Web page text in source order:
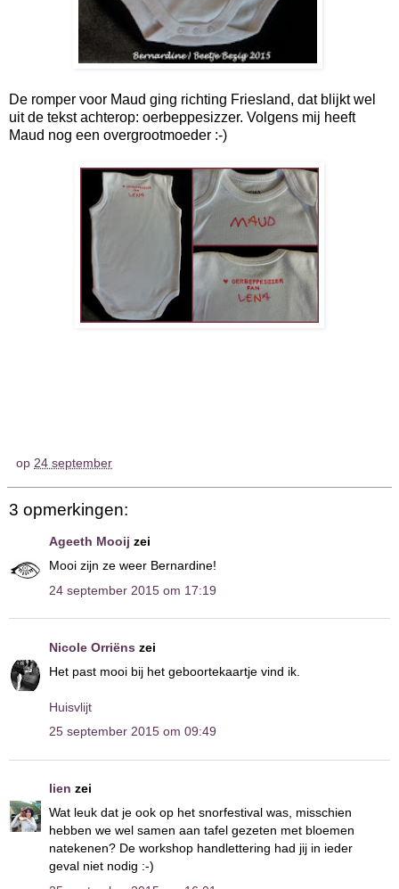
De romper voor Maud ging richting Friesland, dat blijkt wel
uit de tekst achterop: oerbeppesizzer. Volgens mij heeft
Maud nog een overgrootmoeder :-)
op 24 september
3 opmerkingen:
Ageeth Mooij zei
Mooi zijn ze weer Bernardine!
24 september 2015 om 17:19
Nicole Orriëns zei
Het past mooi bij het geboortekaartje vind ik.
Huisvlijt
25 september 2015 om 09:49
lien zei
Wat leuk dat je ook op het snorfestival was, misschien
hebben we wel samen aan tafel gezeten met bloemen
natekenen? De workshop handlettering had jij in ieder
geval niet nodig :-)